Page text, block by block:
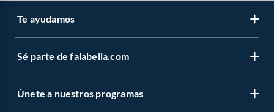
Te ayudamos
Sé parte de falabella.com
Únete a nuestros programas